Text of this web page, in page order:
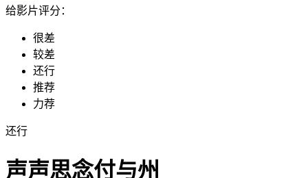
给影片评分：
很差
较差
还行
推荐
力荐
还行
声声思念付与州